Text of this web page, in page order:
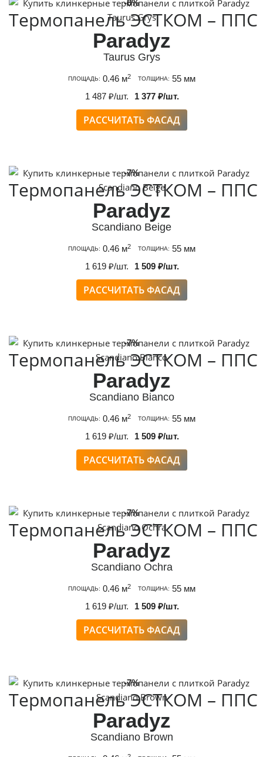
-8%
Термопанель ЭСТКОМ – ППС
Paradyz
Taurus Grys
ПЛОЩАДЬ: 0.46 м2 ТОЛЩИНА: 55 мм
1 487 ₽/шт.
1 377 ₽/шт.
РАССЧИТАТЬ ФАСАД
-7%
Термопанель ЭСТКОМ – ППС
Paradyz
Scandiano Beige
ПЛОЩАДЬ: 0.46 м2 ТОЛЩИНА: 55 мм
1 619 ₽/шт.
1 509 ₽/шт.
РАССЧИТАТЬ ФАСАД
-7%
Термопанель ЭСТКОМ – ППС
Paradyz
Scandiano Bianco
ПЛОЩАДЬ: 0.46 м2 ТОЛЩИНА: 55 мм
1 619 ₽/шт.
1 509 ₽/шт.
РАССЧИТАТЬ ФАСАД
-7%
Термопанель ЭСТКОМ – ППС
Paradyz
Scandiano Ochra
ПЛОЩАДЬ: 0.46 м2 ТОЛЩИНА: 55 мм
1 619 ₽/шт.
1 509 ₽/шт.
РАССЧИТАТЬ ФАСАД
-7%
Термопанель ЭСТКОМ – ППС
Paradyz
Scandiano Brown